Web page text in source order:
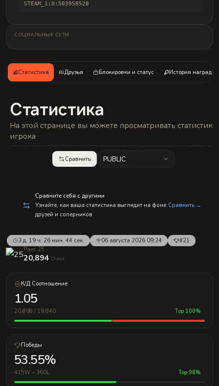
STEAM_1:0:503958528
СОЦИАЛЬНЫЕ СЕТИ
Статистика Друзья Блокировки и статус История наград
Статистика
На этой странице вы можете просматривать статистику
игрока
Сравнить PUBLIC
Сравните себя с другими
Узнайте, как ваша статистика выглядит на фоне
друзей и соперников
Сравнить →
3 д. 19 ч. 26 мин. 44 сек. 06 августа 2026 09:24
#21
Ранг 25
20,894 Очки
К/Д Соотношение
1.05
20,898 / 19,840 Top 100%
Победы
53.55%
415W – 360L Top 98%
д
л